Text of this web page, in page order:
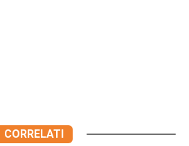
CORRELATI